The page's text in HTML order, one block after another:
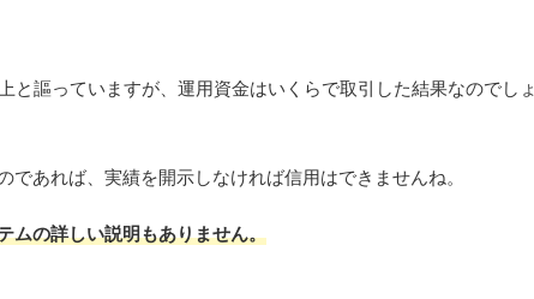
と謳っていますが、運用資金はいくらで取引した結果なのでしょ
であれば、実績を開示しなければ信用はできませんね。
ムの詳しい説明もありません。